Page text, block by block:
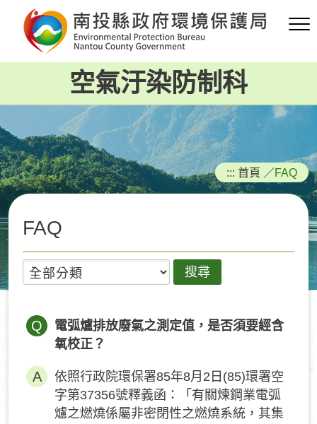
要
容
區
塊
空氣汙染防制科
::: 首頁 ／FAQ
FAQ
Q
電弧爐排放廢氣之測定值，是否須要經含
氧校正？
依照行政院環保署85年8月2日(85)環署空
字第37356號釋義函：「有關煉鋼業電弧
爐之燃燒係屬非密閉性之燃燒系統，其集